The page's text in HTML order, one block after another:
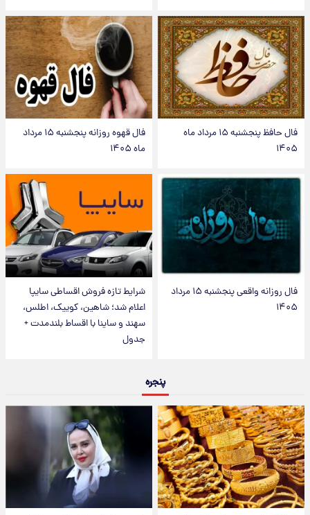
فال حافظ پنجشنبه ۱۵ مرداد ماه
۱۴۰۵
فال قهوه روزانه پنجشنبه ۱۵ مرداد
ماه ۱۴۰۵
فال روزانه واقعی پنجشنبه ۱۵ مرداد
۱۴۰۵
شرایط تازه فروش اقساطی سایپا
اعلام شد؛ شاهین، کوییک، اطلس،
سهند و ساینا با اقساط بلندمدت +
جدول
پنجره